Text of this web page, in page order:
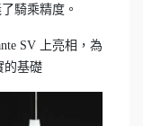
騎乘精度。
SV 上亮相，為
的基礎